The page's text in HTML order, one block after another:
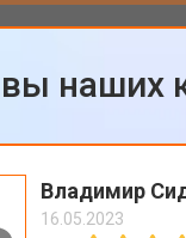
наших
Владимир
16.05.2023